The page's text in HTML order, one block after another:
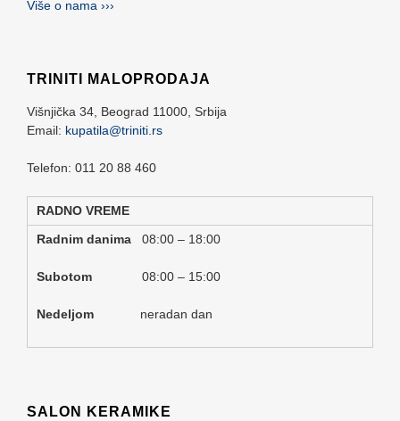
Više o nama ›››
TRINITI MALOPRODAJA
Višnjička 34, Beograd 11000, Srbija
Email: kupatila@triniti.rs
Telefon: 011 20 88 460
RADNO VREME
Radnim danima 08:00 – 18:00
Subotom 08:00 – 15:00
Nedeljom neradan dan
SALON KERAMIKE